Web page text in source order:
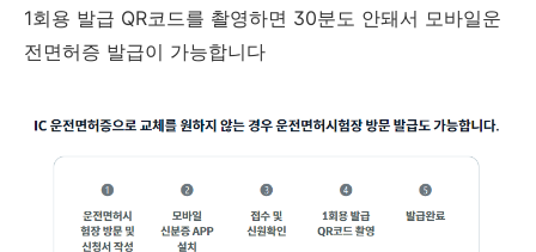
1회용 발급 QR코드를 촬영하면 30분도 안돼서 모바일운
전면허증 발급이 가능합니다